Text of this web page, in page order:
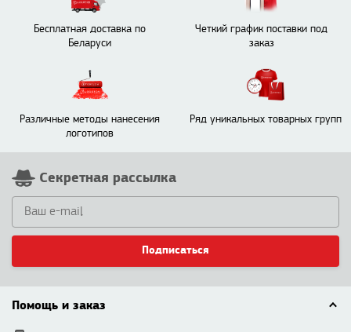
Бесплатная доставка по
Беларуси
Четкий график поставки под
заказ
Различные методы нанесения
логотипов
Ряд уникальных товарных групп
Секретная рассылка
Подписаться
Помощь и заказ